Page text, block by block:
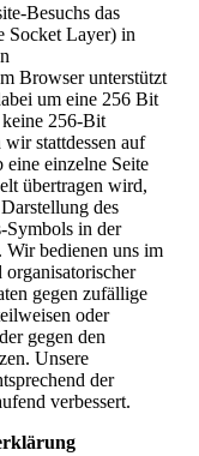
Besuchs das
Socket Layer) in
Browser unterstützt
um eine 256 Bit
256-Bit
stattdessen auf
einzelne Seite
übertragen wird,
des
Symbols in der
Wir bedienen uns im
organisatorischer
gegen zufällige
oder
gegen den
Unsere
der
verbessert.